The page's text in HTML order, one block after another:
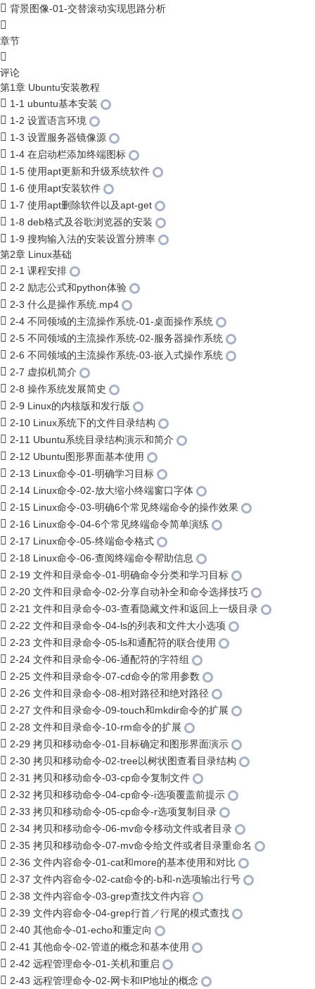
背景图像-01-交替滚动实现思路分析
章节
评论
第1章 Ubuntu安装教程
1-1 ubuntu基本安装
1-2 设置语言环境
1-3 设置服务器镜像源
1-4 在启动栏添加终端图标
1-5 使用apt更新和升级系统软件
1-6 使用apt安装软件
1-7 使用apt删除软件以及apt-get
1-8 deb格式及谷歌浏览器的安装
1-9 搜狗输入法的安装设置分辨率
第2章 Linux基础
2-1 课程安排
2-2 励志公式和python体验
2-3 什么是操作系统.mp4
2-4 不同领域的主流操作系统-01-桌面操作系统
2-5 不同领域的主流操作系统-02-服务器操作系统
2-6 不同领域的主流操作系统-03-嵌入式操作系统
2-7 虚拟机简介
2-8 操作系统发展简史
2-9 Linux的内核版和发行版
2-10 Linux系统下的文件目录结构
2-11 Ubuntu系统目录结构演示和简介
2-12 Ubuntu图形界面基本使用
2-13 Linux命令-01-明确学习目标
2-14 Linux命令-02-放大缩小终端窗口字体
2-15 Linux命令-03-明确6个常见终端命令的操作效果
2-16 Linux命令-04-6个常见终端命令简单演练
2-17 Linux命令-05-终端命令格式
2-18 Linux命令-06-查阅终端命令帮助信息
2-19 文件和目录命令-01-明确命令分类和学习目标
2-20 文件和目录命令-02-分享自动补全和命令选择技巧
2-21 文件和目录命令-03-查看隐藏文件和返回上一级目录
2-22 文件和目录命令-04-ls的列表和文件大小选项
2-23 文件和目录命令-05-ls和通配符的联合使用
2-24 文件和目录命令-06-通配符的字符组
2-25 文件和目录命令-07-cd命令的常用参数
2-26 文件和目录命令-08-相对路径和绝对路径
2-27 文件和目录命令-09-touch和mkdir命令的扩展
2-28 文件和目录命令-10-rm命令的扩展
2-29 拷贝和移动命令-01-目标确定和图形界面演示
2-30 拷贝和移动命令-02-tree以树状图查看目录结构
2-31 拷贝和移动命令-03-cp命令复制文件
2-32 拷贝和移动命令-04-cp命令-i选项覆盖前提示
2-33 拷贝和移动命令-05-cp命令-r选项复制目录
2-34 拷贝和移动命令-06-mv命令移动文件或者目录
2-35 拷贝和移动命令-07-mv命令给文件或者目录重命名
2-36 文件内容命令-01-cat和more的基本使用和对比
2-37 文件内容命令-02-cat命令的-b和-n选项输出行号
2-38 文件内容命令-03-grep查找文件内容
2-39 文件内容命令-04-grep行首／行尾的模式查找
2-40 其他命令-01-echo和重定向
2-41 其他命令-02-管道的概念和基本使用
2-42 远程管理命令-01-关机和重启
2-43 远程管理命令-02-网卡和IP地址的概念